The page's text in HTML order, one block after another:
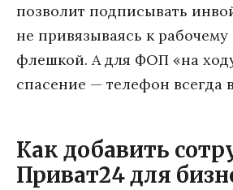
позволит подписывать
не привязываясь к
флешкой. А для ФОП «на
спасение — телефон всегда
Как добавить
Приват24 для